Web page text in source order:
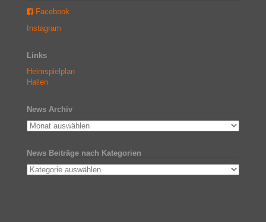
Facebook
Instagram
Links
Heimspielplan
Hallen
News Archiv
News Beiträge nach Kategorien